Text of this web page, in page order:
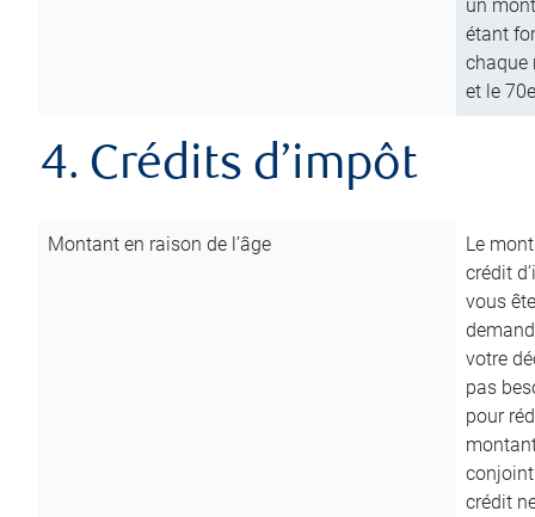
un
étant
chaque
et le
4. Crédits d’impôt
Montant en raison de l’âge
Le
crédit
vous
votre
pas
pour
conjoint
crédit